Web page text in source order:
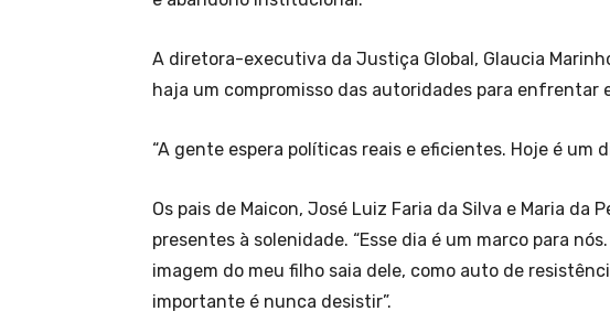
A diretora-executiva da Justiça Global, Glaucia
haja um compromisso das autoridades para enfrentar
“A gente espera políticas reais e eficientes. Hoje é um
Os pais de Maicon, José Luiz Faria da Silva e Maria da
presentes à solenidade. “Esse dia é um marco para
imagem do meu filho saia dele, como auto de
importante é nunca desistir”.